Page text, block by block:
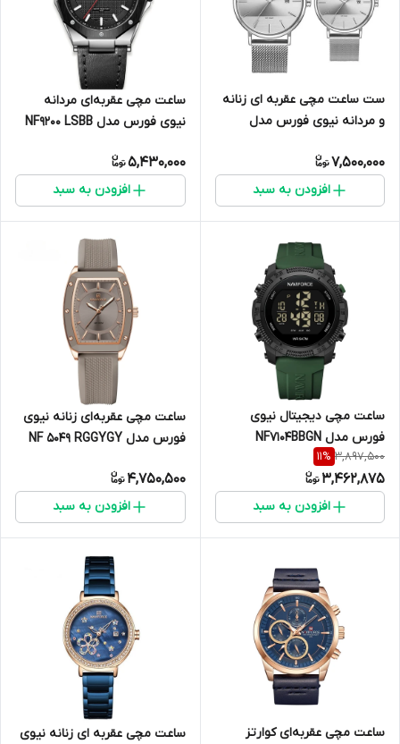
ست ساعت مچی عقربه ای زنانه
و مردانه نیوی فورس مدل
7,500,000
افزودن به سبد
ساعت مچی عقربه‌ای مردانه
نیوی فورس مدل NF9200 LSBB
5,430,000
افزودن به سبد
ساعت مچی دیجیتال نیوی
فورس مدل NF7104BBGN
3,897,500
11%
3,462,875
افزودن به سبد
ساعت مچی عقربه‌ای زنانه نیوی
فورس مدل NF 5049 RGGYGY
4,750,500
افزودن به سبد
ساعت مچی عقربه‌ای کوارتز
ساعت مچی عقربه ای زنانه نیوی